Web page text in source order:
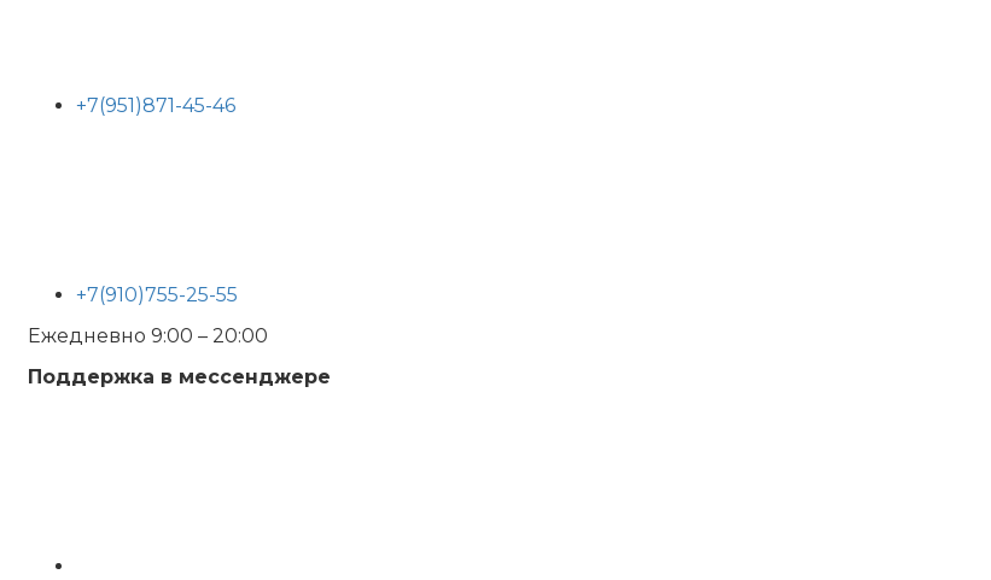
+7(951)871-45-46
+7(910)755-25-55
Ежедневно 9:00 – 20:00
Поддержка в мессенджере